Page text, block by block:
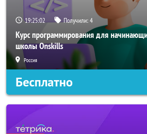
19:25:01 Получили:4
Курс программирования для
школы Onskills
Россия
Бесплатно